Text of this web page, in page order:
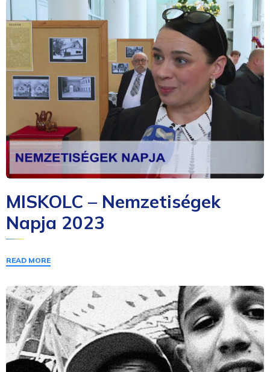
MISKOLC – Nemzetiségek
Napja 2023
READ MORE